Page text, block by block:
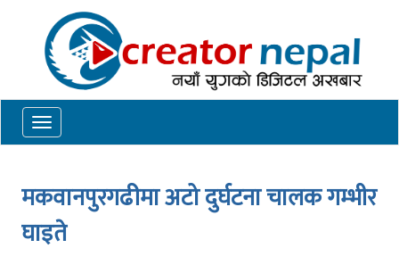
Toggle
navigation
मकवानपुरगढीमा अटो दुर्घटना चालक गम्भीर
घाइते